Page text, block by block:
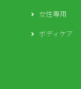
女性専用
ボディケア